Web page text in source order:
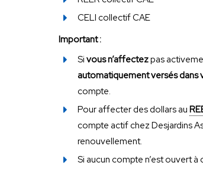
CELI collectif CAE
Important :
Si vous n’affectezpas
automatiquement versés dans
compte.
Pour affecter des dollars au
Si aucun compte n’est ouvert